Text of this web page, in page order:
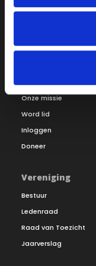
Onze missie
Word lid
Inloggen
Doneer
Vereniging
Bestuur
Ledenraad
Raad van Toezicht
Jaarverslag